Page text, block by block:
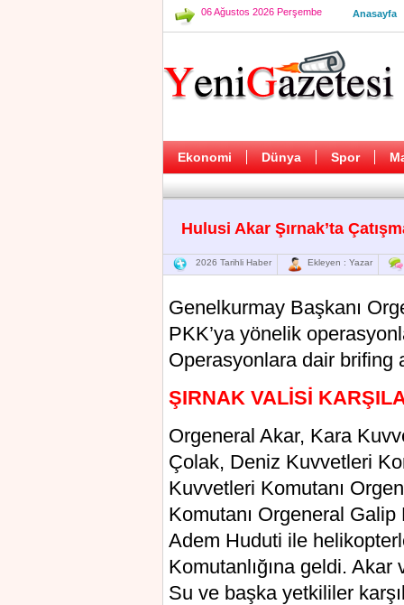
06 Ağustos 2026 Perşembe Anasayfa
Ekonomi Dünya Spor
Hulusi Akar Şırnak’ta
2026 Tarihli Haber Ekleyen : Yazar
Genelkurmay Başkanı
PKK’ya yönelik
Operasyonlara dair brifing
ŞIRNAK VALİSİ
Orgeneral Akar, Kara
Çolak, Deniz Kuvvetleri
Kuvvetleri Komutanı
Komutanı Orgeneral
Adem Huduti ile
Komutanlığına geldi.
Su ve başka yetkililer